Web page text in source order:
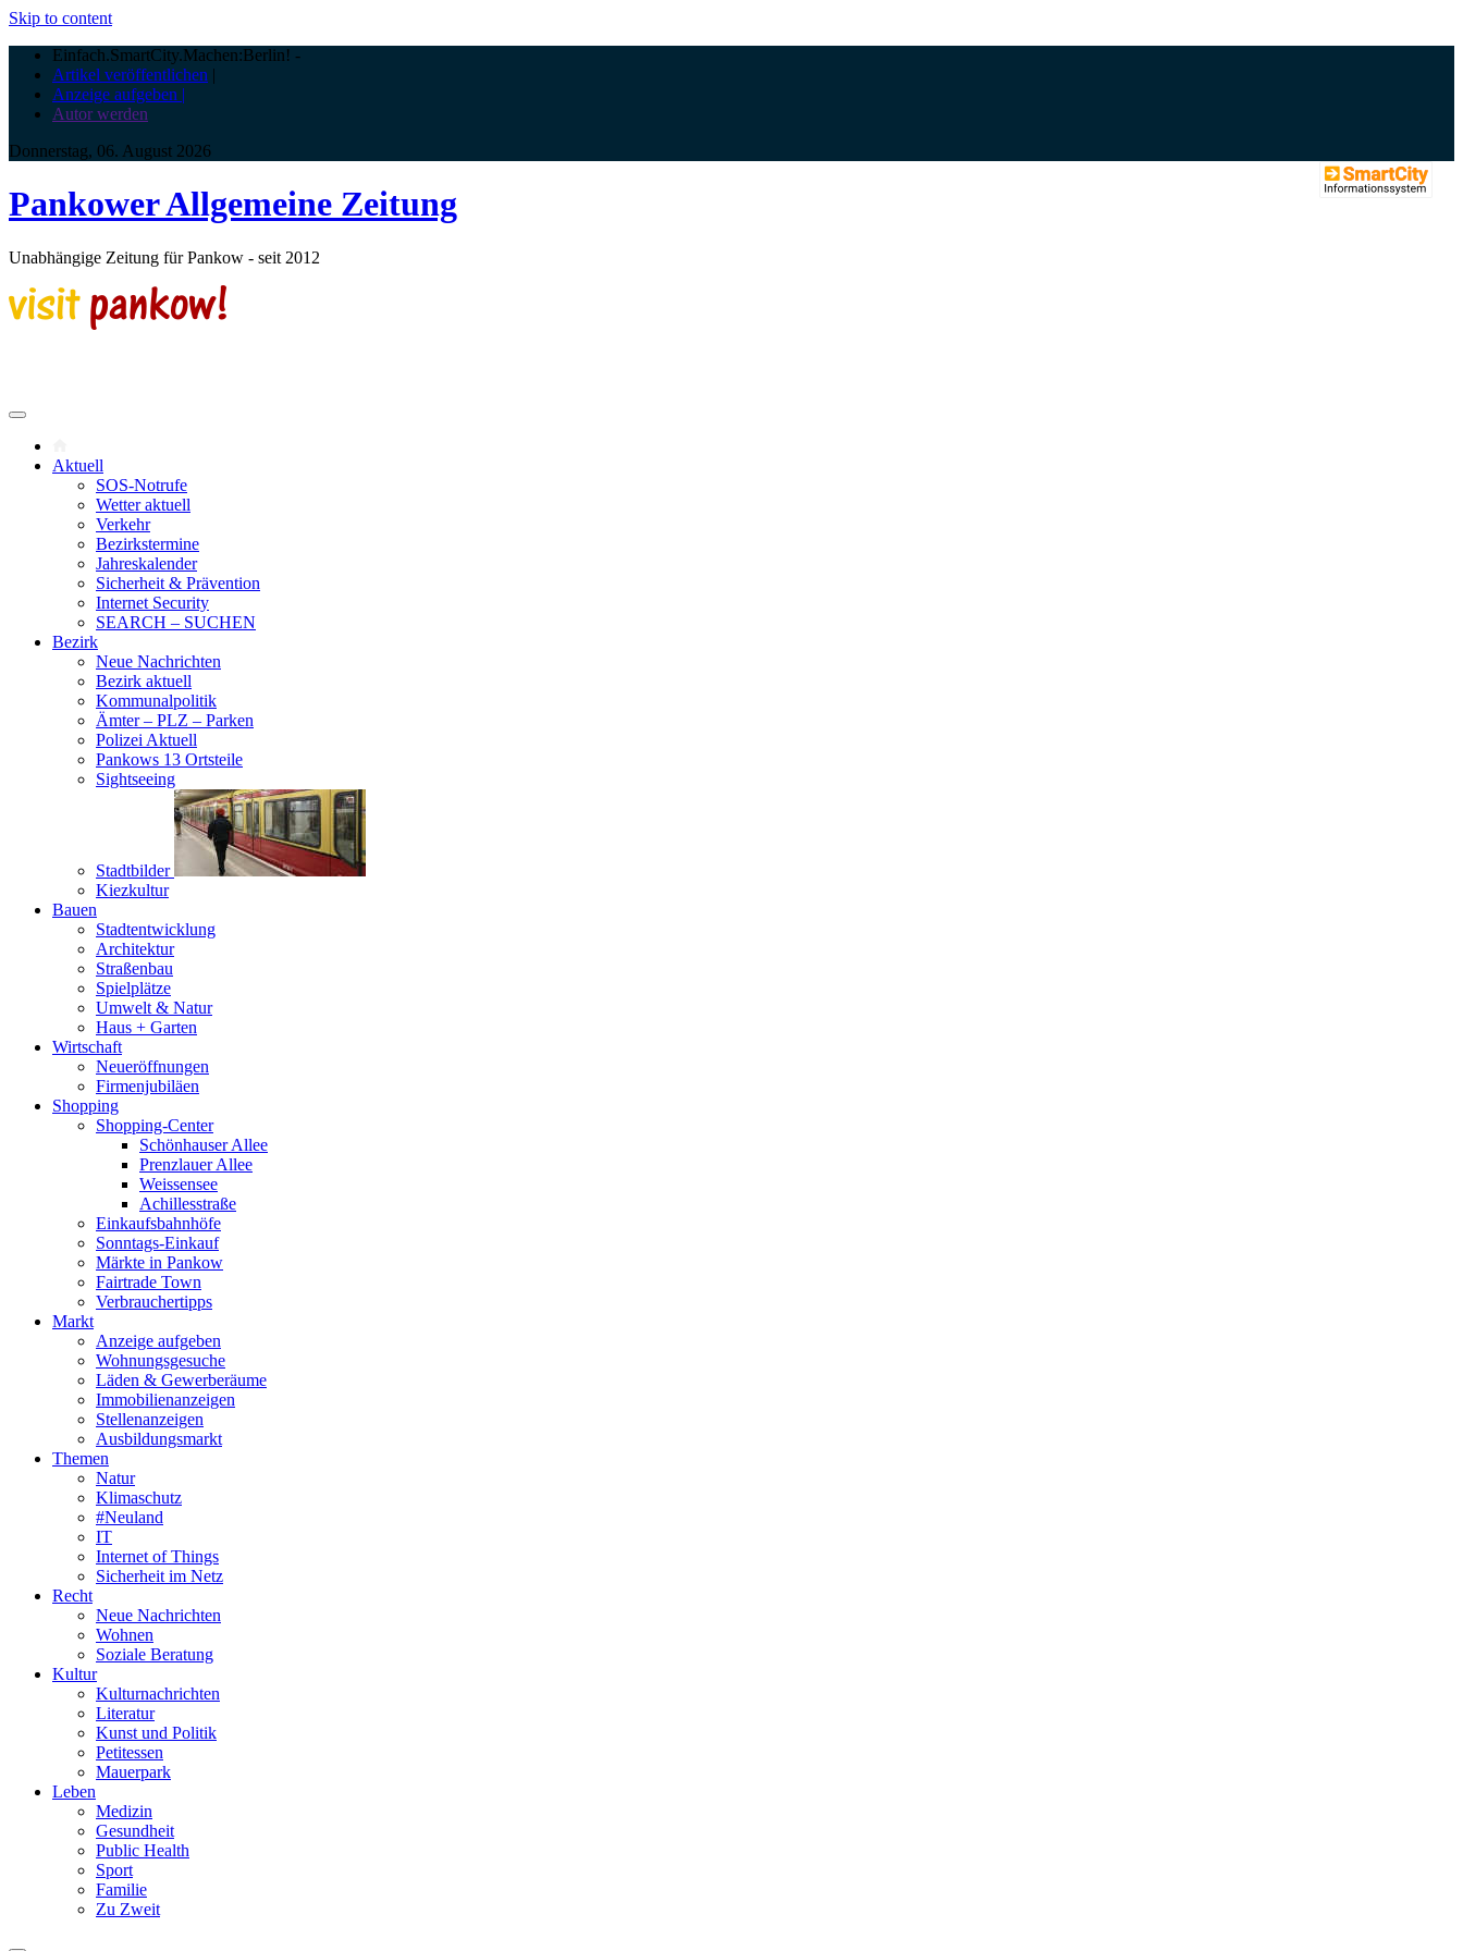
Skip to content
Einfach.SmartCity.Machen:Berlin! -
Artikel veröffentlichen |
Anzeige aufgeben |
Autor werden
Donnerstag, 06. August 2026
Pankower Allgemeine Zeitung
Unabhängige Zeitung für Pankow - seit 2012
Aktuell
SOS-Notrufe
Wetter aktuell
Verkehr
Bezirkstermine
Jahreskalender
Sicherheit & Prävention
Internet Security
SEARCH – SUCHEN
Bezirk
Neue Nachrichten
Bezirk aktuell
Kommunalpolitik
Ämter – PLZ – Parken
Polizei Aktuell
Pankows 13 Ortsteile
Sightseeing
Stadtbilder
Kiezkultur
Bauen
Stadtentwicklung
Architektur
Straßenbau
Spielplätze
Umwelt & Natur
Haus + Garten
Wirtschaft
Neueröffnungen
Firmenjubiläen
Shopping
Shopping-Center
Schönhauser Allee
Prenzlauer Allee
Weissensee
Achillesstraße
Einkaufsbahnhöfe
Sonntags-Einkauf
Märkte in Pankow
Fairtrade Town
Verbrauchertipps
Markt
Anzeige aufgeben
Wohnungsgesuche
Läden & Gewerberäume
Immobilienanzeigen
Stellenanzeigen
Ausbildungsmarkt
Themen
Natur
Klimaschutz
#Neuland
IT
Internet of Things
Sicherheit im Netz
Recht
Neue Nachrichten
Wohnen
Soziale Beratung
Kultur
Kulturnachrichten
Literatur
Kunst und Politik
Petitessen
Mauerpark
Leben
Medizin
Gesundheit
Public Health
Sport
Familie
Zu Zweit